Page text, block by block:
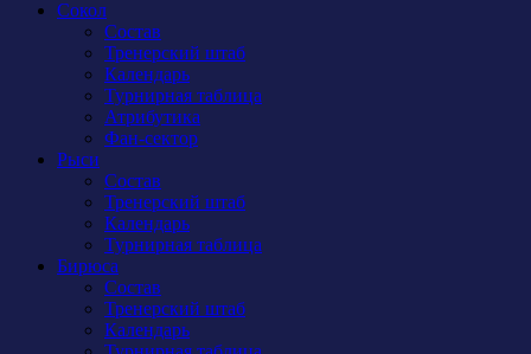
Сокол
Состав
Тренерский штаб
Календарь
Турнирная таблица
Атрибутика
Фан-сектор
Рыси
Состав
Тренерский штаб
Календарь
Турнирная таблица
Бирюса
Состав
Тренерский штаб
Календарь